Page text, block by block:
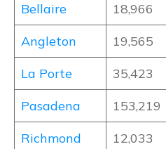
Bellaire
18,966
Angleton
19,565
La Porte
35,423
Pasadena
153,219
Richmond
12,033